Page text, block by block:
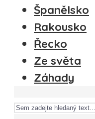
Španělsko
Rakousko
Řecko
Ze světa
Záhady